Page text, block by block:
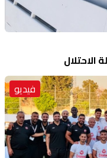
الاحتلال
فيديو